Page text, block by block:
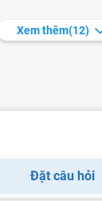
Xem thêm(12)
Đặt câu hỏi